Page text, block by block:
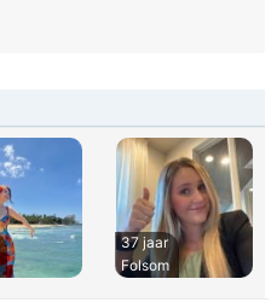
37 jaar
Folsom